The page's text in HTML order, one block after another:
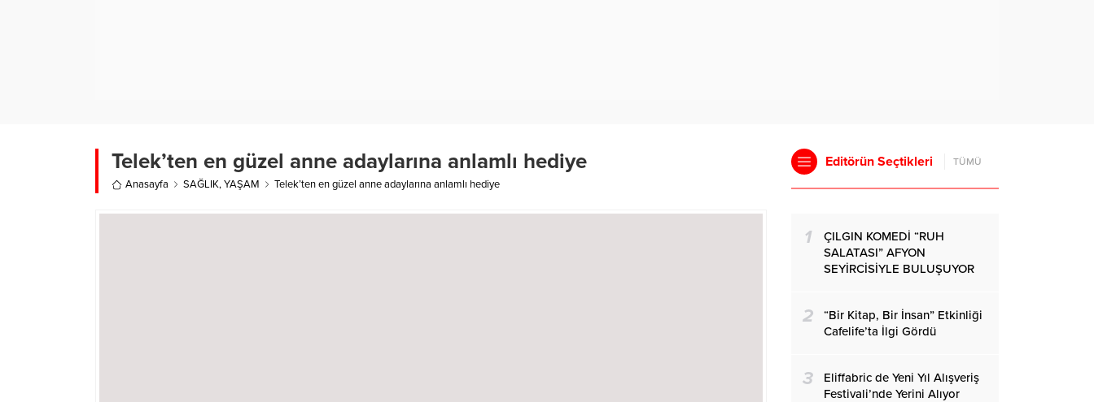
Telek’ten en güzel anne adaylarına anlamlı hediye
Anasayfa SAĞLIK,YAŞAM Telek’ten en güzel anne adaylarına anlamlı hediye
Editörün Seçtikleri TÜMÜ
1
ÇILGIN KOMEDİ “RUH
SALATASI” AFYON
SEYİRCİSİYLE BULUŞUYOR
2
“Bir Kitap, Bir İnsan” Etkinliği
Cafelife’ta İlgi Gördü
3
Eliffabric de Yeni Yıl Alışveriş
Festivali’nde Yerini Alıyor